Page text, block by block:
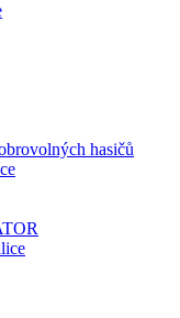
hasičů